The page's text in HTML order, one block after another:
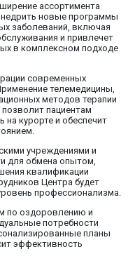
ассортимента
новые программы
заболеваний, включая
и привлечет
в комплексном подходе
современных
телемедицины,
методов терапии
пациентам
курорте и обеспечит
учреждениями и
для обмена опытом,
квалификации
Центра будет
профессионализма.
по оздоровлению и
потребности
планы
эффективность